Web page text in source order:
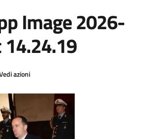
Image 2026-
azioni